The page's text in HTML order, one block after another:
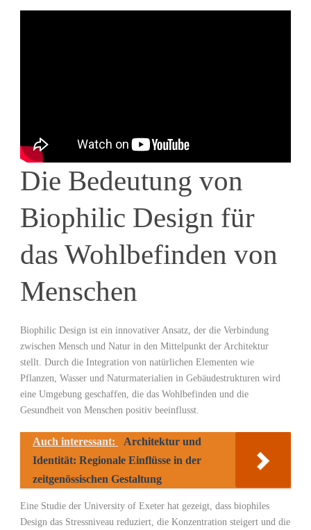
Die Bedeutung von
Biophilic Design für
das Wohlbefinden ⁣von
Menschen
Biophilic Design ist ein innovativer‌ Ansatz, der ​die Verbindung
zwischen Mensch und Natur in⁤ den Mittelpunkt der‌ Architektur
stellt. Durch​ die ​Integration von ⁤natürlichen Elementen ⁣wie
‍Pflanzen, Wasser und ‍Naturmaterialien in Gebäudestrukturen​ wird
eine Umgebung geschaffen, die das Wohlbefinden und die
Gesundheit von Menschen positiv beeinflusst.
Auch interessant:
Architektur und
Identität: Regionale Einflüsse in der
zeitgenössischen Gestaltung
Eine Studie der University of‍ Exeter hat ⁣gezeigt, dass ⁢biophiles‍
Design das ⁤Stressniveau reduziert, die Konzentration steigert und die